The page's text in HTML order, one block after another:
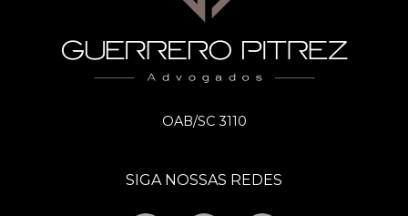
OAB/SC 3110
SIGA NOSSAS REDES